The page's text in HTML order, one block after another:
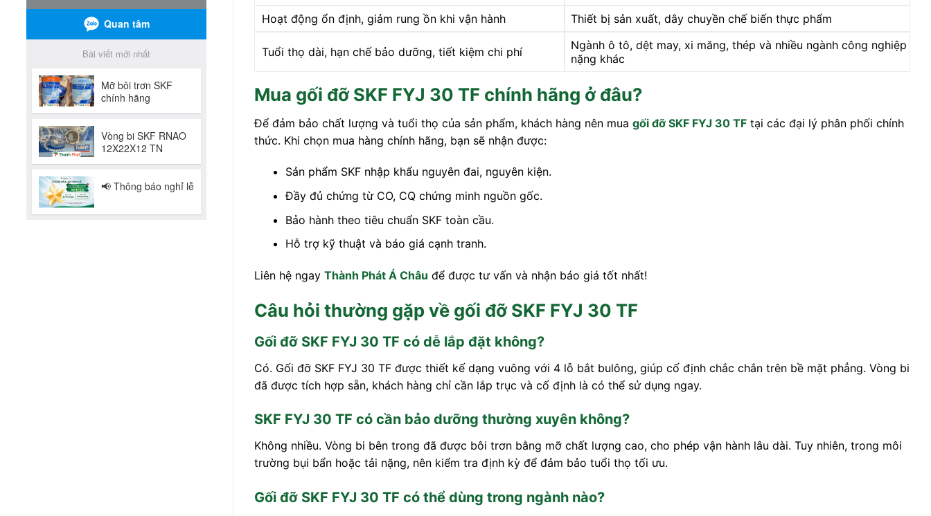
Hoạt động ổn định, giảm rung ồn khi vận hành
Thiết bị sản xuất, dây chuyền chế biến thực phẩm
Tuổi thọ dài, hạn chế bảo dưỡng, tiết kiệm chi phí
Ngành ô tô, dệt may, xi măng, thép và nhiều ngành công nghiệp
nặng khác
Mua gối đỡ SKF FYJ 30 TF chính hãng ở đâu?
Để đảm bảo chất lượng và tuổi thọ của sản phẩm, khách hàng nên mua gối đỡ SKF FYJ 30 TF tại các đại lý phân phối chính
thức. Khi chọn mua hàng chính hãng, bạn sẽ nhận được:
Sản phẩm SKF nhập khẩu nguyên đai, nguyên kiện.
Đầy đủ chứng từ CO, CQ chứng minh nguồn gốc.
Bảo hành theo tiêu chuẩn SKF toàn cầu.
Hỗ trợ kỹ thuật và báo giá cạnh tranh.
Liên hệ ngay Thành Phát Á Châu để được tư vấn và nhận báo giá tốt nhất!
Câu hỏi thường gặp về gối đỡ SKF FYJ 30 TF
Gối đỡ SKF FYJ 30 TF có dễ lắp đặt không?
Có. Gối đỡ SKF FYJ 30 TF được thiết kế dạng vuông với 4 lỗ bắt bulông, giúp cố định chắc chắn trên bề mặt phẳng. Vòng bi
đã được tích hợp sẵn, khách hàng chỉ cần lắp trục và cố định là có thể sử dụng ngay.
SKF FYJ 30 TF có cần bảo dưỡng thường xuyên không?
Không nhiều. Vòng bi bên trong đã được bôi trơn bằng mỡ chất lượng cao, cho phép vận hành lâu dài. Tuy nhiên, trong môi
trường bụi bẩn hoặc tải nặng, nên kiểm tra định kỳ để đảm bảo tuổi thọ tối ưu.
Gối đỡ SKF FYJ 30 TF có thể dùng trong ngành nào?